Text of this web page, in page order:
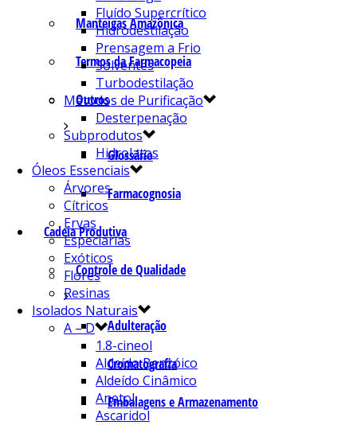
Manteigas Amazônica
Termos da Farmacopeia
Outros
Glossário
Farmacognosia
Cadeia Produtiva
Controle de Qualidade
Adulteração
Cromatografia
Embalagens e Armazenamento
Fluído Supercrítico
Hidrodestilação
Prensagem a Frio
Solventes
Turbodestilação
Métodos de Purificação
Desterpenação
Subprodutos
Hidrolatos
Óleos Essenciais
Árvores
Cítricos
Ervas
Especiarias
Exóticos
Flores
Resinas
Isolados Naturais
A – D
1.8-cineol
Aldeído Benzóico
Aldeído Cinâmico
Anetol
Ascaridol